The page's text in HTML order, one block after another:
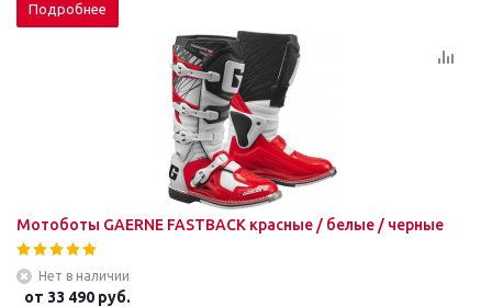
Подробнее
Мотоботы GAERNE FASTBACK красные / белые / черные
Нет в наличии
от 33 490 руб.